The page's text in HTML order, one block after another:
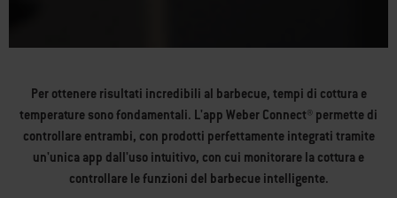
Per ottenere risultati incredibili al barbecue, tempi di cottura e
temperature sono fondamentali. L'app Weber Connect® permette di
controllare entrambi, con prodotti perfettamente integrati tramite
un'unica app dall'uso intuitivo, con cui monitorare la cottura e
controllare le funzioni del barbecue intelligente.